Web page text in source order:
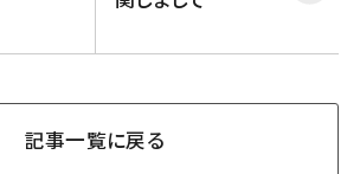
記事一覧に戻る